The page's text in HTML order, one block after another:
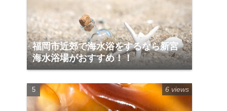
福岡市近郊で海水浴をするなら新宮
海水浴場がおすすめ！！
6 views